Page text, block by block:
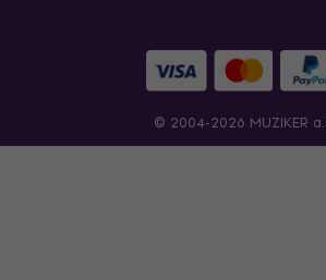
© 2004-2026 MUZIKER